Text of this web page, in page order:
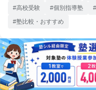
高校受験
個別指導塾
塾比較・おすすめ